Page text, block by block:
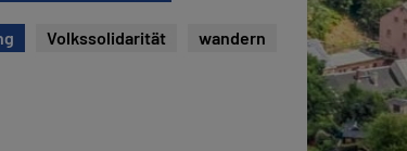
Volkssolidarität wandern